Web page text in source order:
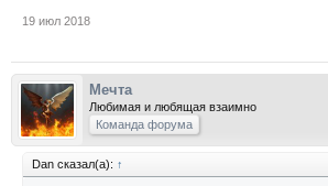
19 июл 2018
Мечта
Любимая и любящая взаимно
Команда форума
Dan сказал(а): ↑